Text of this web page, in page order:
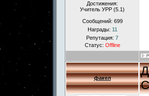
Достижения:
Учитель УРР (5.1)
Сообщений: 699
Награды: 11
Репутация: 7
Статус: Offline
факел